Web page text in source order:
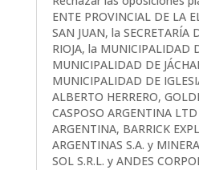
ENTE PROVINCIAL DE LA
SAN JUAN, la SECRETARÍA
RIOJA, la MUNICIPALIDAD
MUNICIPALIDAD DE
MUNICIPALIDAD DE
ALBERTO HERRERO,
CASPOSO ARGENTINA
ARGENTINA, BARRICK
ARGENTINAS S.A. y
SOL S.R.L. y ANDES